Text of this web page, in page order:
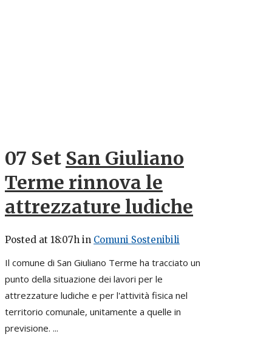
07 Set San Giuliano
Terme rinnova le
attrezzature ludiche
Posted at 18:07h in Comuni Sostenibili
Il comune di San Giuliano Terme ha tracciato un
punto della situazione dei lavori per le
attrezzature ludiche e per l'attività fisica nel
territorio comunale, unitamente a quelle in
previsione. ...